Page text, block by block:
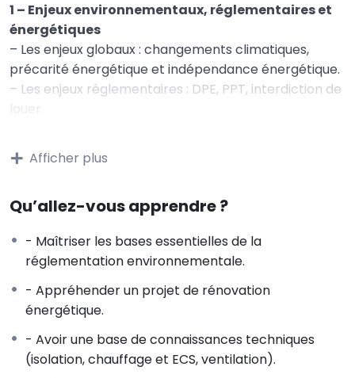
1 – Enjeux environnementaux, réglementaires et
énergétiques
– Les enjeux globaux : changements climatiques,
précarité énergétique et indépendance énergétique.
– Les enjeux réglementaires : DPE, PPT, interdiction de
louer.
bâtiment, économies d’énergie, valeur verte / décote
grise, conformité réglementaire.
d’énergie du secteur bâtiment et objectif d’un parc
– Consommation d’énergie d’un bâtiment ;
rénovation globale et performante
2 – Connaître le rôle des différents acteurs à
l’acte de construire
– Le maître d‘ouvrage, le maître d’ouvrage délégué,
l’assistant au maître d’ouvrage.
Afficher plus
Qu’allez-vous apprendre ?
- Maîtriser les bases essentielles de la
réglementation environnementale.
- Appréhender un projet de rénovation
énergétique.
- Avoir une base de connaissances techniques
(isolation, chauffage et ECS, ventilation).